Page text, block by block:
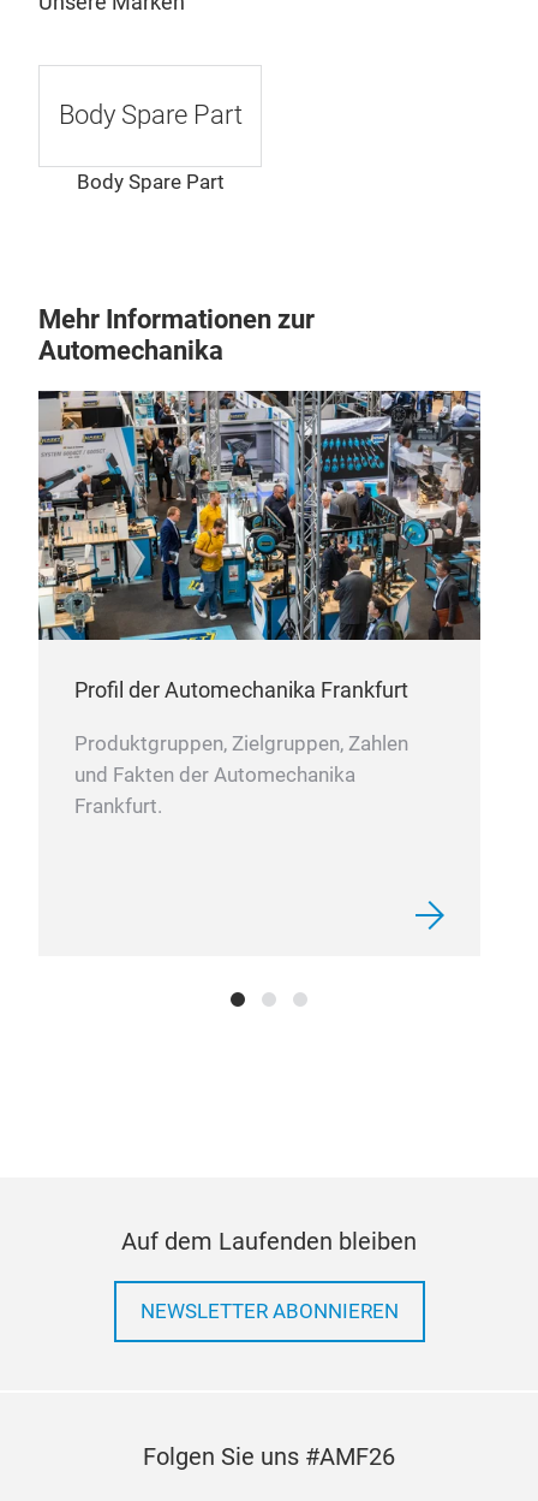
Body Spare Part
Body Spare Part
Mehr Informationen zur
Automechanika
Profil der Automechanika Frankfurt
Produktgruppen, Zielgruppen, Zahlen
und Fakten der Automechanika
Frankfurt.
Auf dem Laufenden bleiben
NEWSLETTER ABONNIEREN
Folgen Sie uns #AMF26